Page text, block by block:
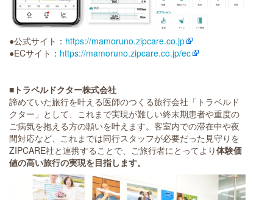
●公式サイト： https://mamoruno.zipcare.co.jp
●ECサイト： https://mamoruno.zipcare.co.jp/ec
■トラベルドクター株式会社
諦めていた旅行を叶える医師のつくる旅行会社「トラベルド
クター」として、これまで実現が難しい終末期患者や重度の
ご病気を抱える方の願いを叶えます。客室内での滞在中や夜
間対応など、これまでは同行スタッフが必要だった見守りを
ZIPCARE社と連携することで、ご旅行者にとってより体験価
値の高い旅行の実現を目指します。